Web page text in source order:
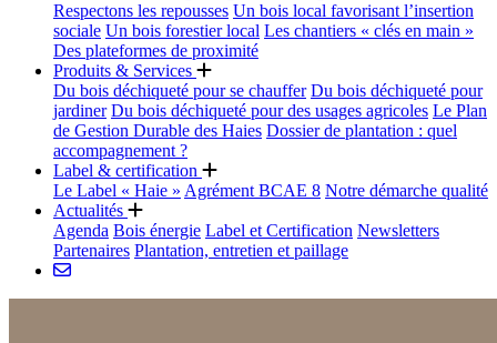
Respectons les repousses Un bois local favorisant l’insertion
sociale Un bois forestier local Les chantiers « clés en main »
Des plateformes de proximité
Produits & Services
Du bois déchiqueté pour se chauffer Du bois déchiqueté pour
jardiner Du bois déchiqueté pour des usages agricoles Le Plan
de Gestion Durable des Haies Dossier de plantation : quel
accompagnement ?
Label & certification
Le Label « Haie » Agrément BCAE 8 Notre démarche qualité
Actualités
Agenda Bois énergie Label et Certification Newsletters
Partenaires Plantation, entretien et paillage